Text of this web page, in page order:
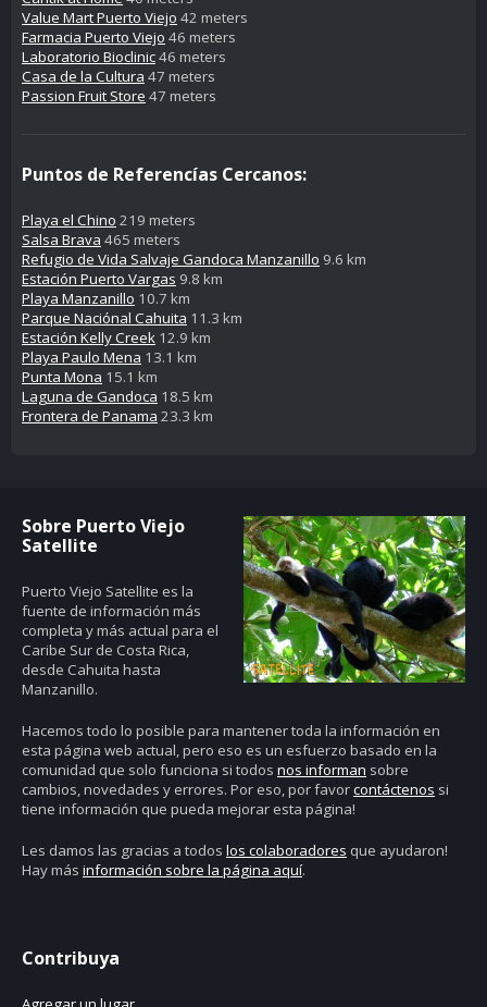
Value Mart Puerto Viejo 42 meters
Farmacia Puerto Viejo 46 meters
Laboratorio Bioclinic46 meters
Casa de la Cultura 47 meters
Passion Fruit Store 47 meters
Puntos de Referencías Cercanos:
Playa el Chino 219 meters
Salsa Brava 465 meters
Refugio de Vida Salvaje Gandoca Manzanillo 9.6 km
Estación Puerto Vargas 9.8 km
Playa Manzanillo 10.7 km
Parque Naciónal Cahuita 11.3 km
Estación Kelly Creek 12.9 km
Playa Paulo Mena 13.1 km
Punta Mona 15.1 km
Laguna de Gandoca 18.5 km
Frontera de Panama 23.3 km
Sobre Puerto Viejo
Satellite
Puerto Viejo Satellite es la
fuente de información más
completa y más actual para el
Caribe Sur de Costa Rica,
desde Cahuita hasta
Manzanillo.
Hacemos todo lo posible para mantener toda la información en
esta página web actual, pero eso es un esfuerzo basado en la
comunidad que solo funciona si todos nos informan sobre
cambios, novedades y errores. Por eso, por favorcontáctenos si
tiene información que pueda mejorar esta página!
Les damos las gracias a todos los colaboradores que ayudaron!
Hay más información sobre la página aquí.
Contribuya